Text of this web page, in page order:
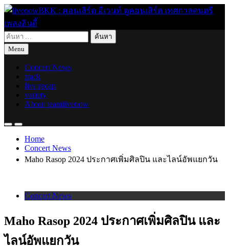
Skip
content
livenowBKK : คอนเสิร์ต อีเวนท์ ดูคอนเสิร์ต เทศกาลดนตรี เพลง
อินดี้
live for today
ค้นหา
สำหรับ:
Menu
Concert News
track
live recap
variety
About teamlivenow
Home
Concert News
Maho Rasop 2024 ประกาศเพิ่มศิลปิน และไลน์อัพแยกวัน
Concert News
Maho Rasop 2024 ประกาศเพิ่มศิลปิน และ
ไลน์อัพแยกวัน